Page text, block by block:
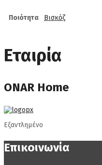
Ποιότητα Βισκόζ
Εταιρία
ONAR Home
Εξαντλημένο
Επικοινωνία